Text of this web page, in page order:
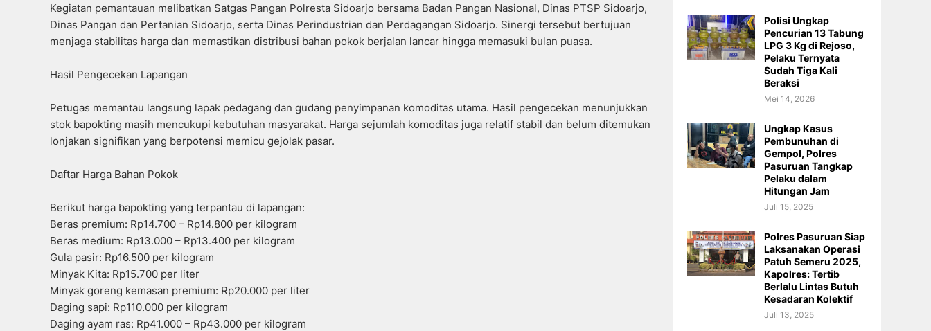
Kegiatan pemantauan melibatkan Satgas Pangan Polresta Sidoarjo bersama Badan Pangan Nasional, Dinas PTSP Sidoarjo,
Dinas Pangan dan Pertanian Sidoarjo, serta Dinas Perindustrian dan Perdagangan Sidoarjo. Sinergi tersebut bertujuan
menjaga stabilitas harga dan memastikan distribusi bahan pokok berjalan lancar hingga memasuki bulan puasa.
Hasil Pengecekan Lapangan
Petugas memantau langsung lapak pedagang dan gudang penyimpanan komoditas utama. Hasil pengecekan menunjukkan
stok bapokting masih mencukupi kebutuhan masyarakat. Harga sejumlah komoditas juga relatif stabil dan belum ditemukan
lonjakan signifikan yang berpotensi memicu gejolak pasar.
Daftar Harga Bahan Pokok
Berikut harga bapokting yang terpantau di lapangan:
Beras premium: Rp14.700 – Rp14.800 per kilogram
Beras medium: Rp13.000 – Rp13.400 per kilogram
Gula pasir: Rp16.500 per kilogram
Minyak Kita: Rp15.700 per liter
Minyak goreng kemasan premium: Rp20.000 per liter
Daging sapi: Rp110.000 per kilogram
Daging ayam ras: Rp41.000 – Rp43.000 per kilogram
Polisi Ungkap
Pencurian 13 Tabung
LPG 3 Kg di Rejoso,
Pelaku Ternyata
Sudah Tiga Kali
Beraksi
Mei 14, 2026
Ungkap Kasus
Pembunuhan di
Gempol, Polres
Pasuruan Tangkap
Pelaku dalam
Hitungan Jam
Juli 15, 2025
Polres Pasuruan Siap
Laksanakan Operasi
Patuh Semeru 2025,
Kapolres: Tertib
Berlalu Lintas Butuh
Kesadaran Kolektif
Juli 13, 2025